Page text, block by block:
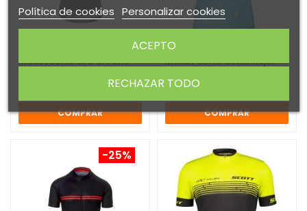
Maillot corto Giro Chrono
COMPRAR
Maillot Corto Gobik Mujer
56,00 €
COMPRAR
-25%
Política de cookies Personalizar cookies
RECHAZAR TODO
ACEPTO